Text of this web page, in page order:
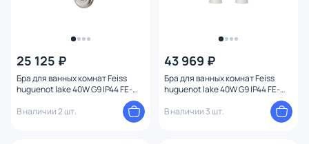
25 125 ₽
Бра для ванных комнат Feiss
huguenot lake 40W G9 IP44 FE-
В наличии 2 шт.
43 969 ₽
Бра для ванных комнат Feiss
huguenot lake 40W G9 IP44 FE-
В наличии 3 шт.